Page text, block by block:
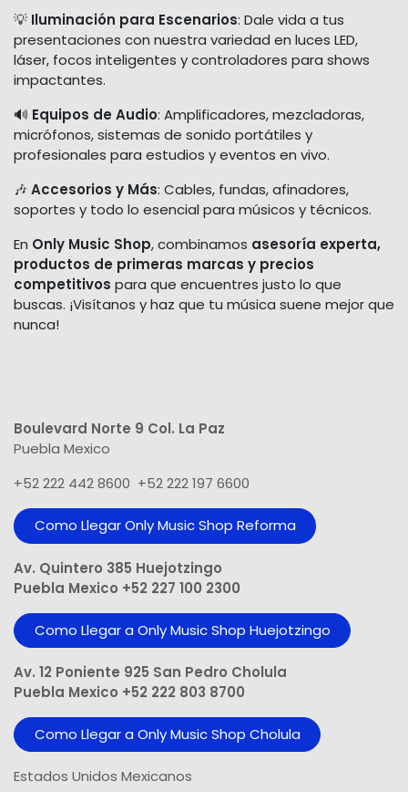
💡 Iluminación para Escenarios: Dale vida a tus
presentaciones con nuestra variedad en luces LED,
láser, focos inteligentes y controladores para shows
impactantes.
🔊 Equipos de Audio: Amplificadores, mezcladoras,
micrófonos, sistemas de sonido portátiles y
profesionales para estudios y eventos en vivo.
🎶 Accesorios y Más: Cables, fundas, afinadores,
soportes y todo lo esencial para músicos y técnicos.
En Only Music Shop, combinamos asesoría experta,
productos de primeras marcas y precios
competitivos para que encuentres justo lo que
buscas. ¡Visítanos y haz que tu música suene mejor que
nunca!
Boulevard Norte 9 Col. La Paz
Puebla Mexico
+52 222 442 8600 +52 222 197 6600
Como Llegar Only Music Shop​ Reforma
Av. Quintero 385 Huejotzingo
Puebla Mexico +52 227 100 2300
Como Llegar a Only Music Shop Huejotzingo
Av. 12 Poniente 925 San Pedro Cholula
Puebla Mexico +52 222 803 8700
Como Llegar a Only Music Shop Cholula
Estados Unidos Mexicanos